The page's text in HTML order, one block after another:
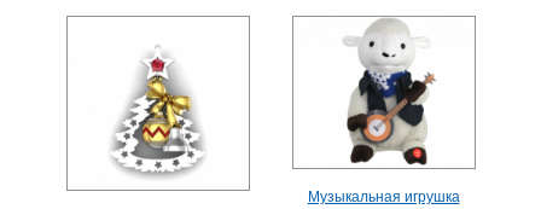
Музыкальная игрушка